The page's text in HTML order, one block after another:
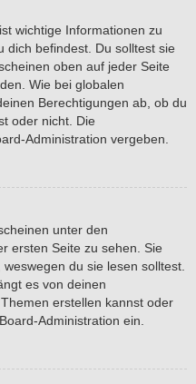
wichtige Informationen zu
dich befindest. Du solltest sie
oben auf jeder Seite
Wie bei globalen
Berechtigungen ab, ob du
oder nicht. Die
Administration vergeben.
unter den
ersten Seite zu sehen. Sie
du sie lesen solltest.
es von deinen
erstellen kannst oder
Administration ein.